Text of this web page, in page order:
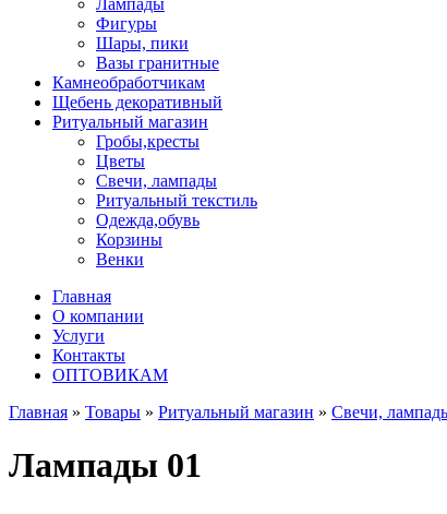
Лампады
Фигуры
Шары, пики
Вазы гранитные
Камнеобработчикам
Щебень декоративный
Ритуальный магазин
Гробы,кресты
Цветы
Свечи, лампады
Ритуальный текстиль
Одежда,обувь
Корзины
Венки
Главная
О компании
Услуги
Контакты
ОПТОВИКАМ
Главная » Товары » Ритуальный магазин » Свечи,
Лампады 01